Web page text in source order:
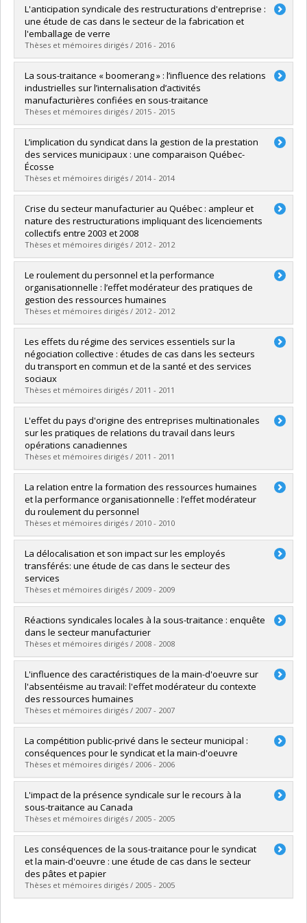
Graduate :Abid, Raja
Cycle :Doctoral
Grade :Ph. D.
Lien vers le document dans Papyrus
L'anticipation syndicale des restructurations d'entreprise :
une étude de cas dans le secteur de la fabrication et
l'emballage de verre
Thèses et mémoires dirigés / 2016 - 2016
Graduate :Leclerc, Magali
Cycle :Master's
Grade :M. Sc.
Lien vers le document dans Papyrus
La sous-traitance « boomerang » : l’influence des relations
industrielles sur l’internalisation d’activités
manufacturières confiées en sous-traitance
Thèses et mémoires dirigés / 2015 - 2015
Graduate : Fillion, Barbara
Cycle :Master's
Grade :
Lien vers le document dans Papyrus
L’implication du syndicat dans la gestion de la prestation
des services municipaux : une comparaison Québec-
Écosse
Thèses et mémoires dirigés / 2014 - 2014
Graduate :Coderre-LaPalme, Geneviève
Cycle : Master's
Grade :M. Sc.
Lien vers le document dans Papyrus
Crise du secteur manufacturier au Québec : ampleur et
nature des restructurations impliquant des licenciements
collectifs entre 2003 et 2008
Thèses et mémoires dirigés / 2012 - 2012
Graduate :Prudent, Natacha
Cycle :Master's
Grade : M. Sc.
Lien vers le document dans Papyrus
Le roulement du personnel et la performance
organisationnelle : l’effet modérateur des pratiques de
gestion des ressources humaines
Thèses et mémoires dirigés / 2012 - 2012
Graduate :Heppell, Nancy
Cycle :Master's
Grade :M. Sc.
Lien vers le document dans Papyrus
Les effets du régime des services essentiels sur la
négociation collective : études de cas dans les secteurs
du transport en commun et de la santé et des services
sociaux
Thèses et mémoires dirigés / 2011 - 2011
Graduate :Dubé, Edith
Cycle : Master's
Grade :M. Sc.
Lien vers le document dans Papyrus
L'effet du pays d'origine des entreprises multinationales
sur les pratiques de relations du travail dans leurs
opérations canadiennes
Thèses et mémoires dirigés / 2011 - 2011
Graduate :G. Houle, Christine
Cycle :Master's
Grade :M. Sc.
Lien vers le document dans Papyrus
La relation entre la formation des ressources humaines
et la performance organisationnelle : l’effet modérateur
du roulement du personnel
Thèses et mémoires dirigés / 2010 - 2010
Graduate :Dragomir, Maria D.
Cycle :Master's
Grade :M. Sc.
Lien vers le document dans Papyrus
La délocalisation et son impact sur les employés
transférés: une étude de cas dans le secteur des
services
Thèses et mémoires dirigés / 2009 - 2009
Graduate :Morneau, Brigitte
Cycle :Master's
Grade :M. Sc.
Lien vers le document dans Papyrus
Réactions syndicales locales à la sous-traitance : enquête
dans le secteur manufacturier
Thèses et mémoires dirigés / 2008 - 2008
Graduate :Tanguay, Amélie
Cycle :Master's
Grade :M. Sc.
Lien vers le document dans Papyrus
L'influence des caractéristiques de la main-d'oeuvre sur
l'absentéisme au travail: l'effet modérateur du contexte
des ressources humaines
Thèses et mémoires dirigés / 2007 - 2007
Graduate :TREMBLAY, Heidi
Cycle :Master's
Grade :M. Sc.
Lien vers le document dans Papyrus
La compétition public-privé dans le secteur municipal :
conséquences pour le syndicat et la main-d'oeuvre
Thèses et mémoires dirigés / 2006 - 2006
Graduate :Cyr-Racine, Cathy-Soleil
Cycle :Master's
Grade :M. Sc.
Lien vers le document dans Papyrus
L'impact de la présence syndicale sur le recours à la
sous-traitance au Canada
Thèses et mémoires dirigés / 2005 - 2005
Graduate :Lauzon-Duguay, Frédéric
Cycle :Master's
Grade :
Lien vers le document dans Papyrus
Les conséquences de la sous-traitance pour le syndicat
et la main-d'oeuvre : une étude de cas dans le secteur
des pâtes et papier
Thèses et mémoires dirigés / 2005 - 2005